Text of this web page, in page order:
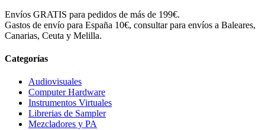
Envíos GRATIS para pedidos de más de 199€.
Gastos de envío para España 10€, consultar para envíos a Baleares,
Canarias, Ceuta y Melilla.
Categorías
Audiovisuales
Computer Hardware
Instrumentos Virtuales
Librerias de Sampler
Mezcladores y PA